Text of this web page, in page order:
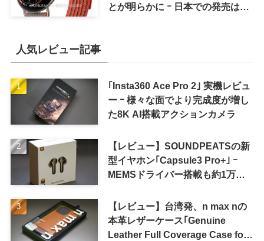
とが明らかに ｰ 日本での発売は期
人気レビュー記事
｢Insta360 Ace Pro 2｣ 実機レビュ
ー ｰ 様々な面でより完成度が増し
た8K AI搭載アクションカメラ
【レビュー】SOUNDPEATSの新
型イヤホン｢Capsule3 Pro+｣ ｰ
MEMSドライバー搭載も約1万円
【レビュー】台湾発、n max nの
本革レザーケース｢Genuine
Leather Full Coverage Case for